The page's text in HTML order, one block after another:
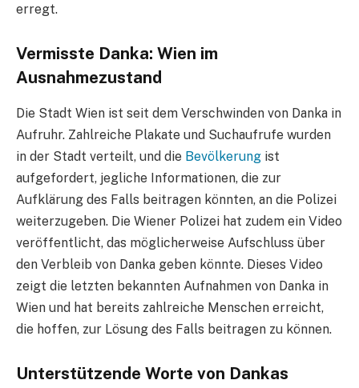
erregt.
Vermisste Danka: Wien im
Ausnahmezustand
Die Stadt Wien ist seit dem Verschwinden von Danka in
Aufruhr. Zahlreiche Plakate und Suchaufrufe wurden
in der Stadt verteilt, und die Bevölkerung ist
aufgefordert, jegliche Informationen, die zur
Aufklärung des Falls beitragen könnten, an die Polizei
weiterzugeben. Die Wiener Polizei hat zudem ein Video
veröffentlicht, das möglicherweise Aufschluss über
den Verbleib von Danka geben könnte. Dieses Video
zeigt die letzten bekannten Aufnahmen von Danka in
Wien und hat bereits zahlreiche Menschen erreicht,
die hoffen, zur Lösung des Falls beitragen zu können.
Unterstützende Worte von Dankas